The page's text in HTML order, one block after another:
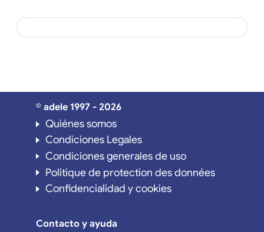
© adele 1997 - 2026
Quiénes somos
Condiciones Legales
Condiciones generales de uso
Politique de protection des données
Confidencialidad y cookies
Contacto y ayuda